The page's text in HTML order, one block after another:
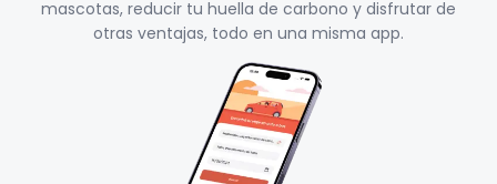
mascotas, reducir tu huella de carbono y disfrutar de
otras ventajas, todo en una misma app.